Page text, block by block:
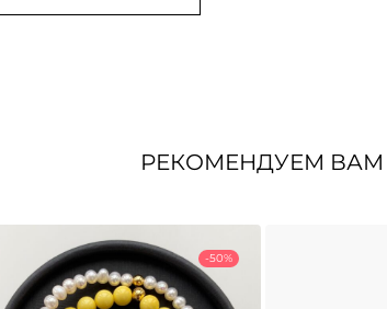
РЕКОМЕНДУЕМ ВАМ
-50%